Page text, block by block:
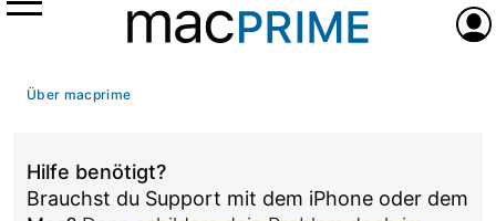
Menü
Über macprime
Hilfe benötigt?
Brauchst du Support mit dem iPhone oder dem